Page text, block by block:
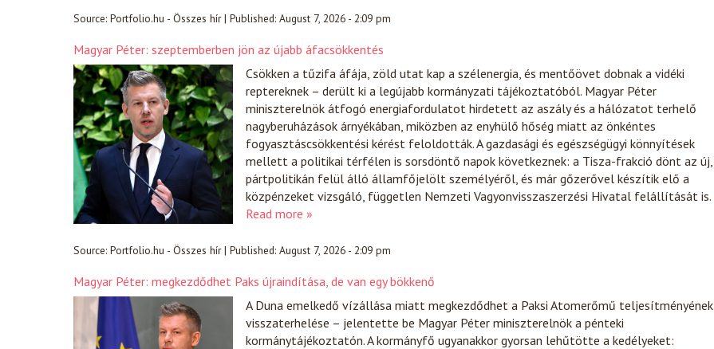
Source: Portfolio.hu - Összes hír| Published: August 7, 2026 - 2:09 pm
Magyar Péter: szeptemberben jön az újabb áfacsökkentés
Csökken a tűzifa áfája, zöld utat kap a szélenergia, és mentőövet dobnak a vidéki
reptereknek – derült ki a legújabb kormányzati tájékoztatóból. Magyar Péter
miniszterelnök átfogó energiafordulatot hirdetett az aszály és a hálózatot terhelő
nagyberuházások árnyékában, miközben az enyhülő hőség miatt az önkéntes
fogyasztáscsökkentési kérést feloldották. A gazdasági és egészségügyi könnyítések
mellett a politikai térfélen is sorsdöntő napok következnek: a Tisza-frakció dönt az új,
pártpolitikán felül álló államfőjelölt személyéről, és már gőzerővel készítik elő a
közpénzeket vizsgáló, független Nemzeti Vagyonvisszaszerzési Hivatal felállítását is.
Read more »
Source: Portfolio.hu - Összes hír| Published: August 7, 2026 - 2:09 pm
Magyar Péter: megkezdődhet Paks újraindítása, de van egy bökkenő
A Duna emelkedő vízállása miatt megkezdődhet a Paksi Atomerőmű teljesítményének
visszaterhelése – jelentette be Magyar Péter miniszterelnök a pénteki
kormánytájékoztatón. A kormányfő ugyanakkor gyorsan lehűtötte a kedélyeket: